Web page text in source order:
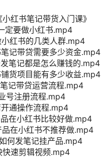
红书笔记带货入门课》
定要做小红书.mp4
红书的几类人群.mp4
记带贷需要多少资金.mp4
笔记都是怎么赚钱的.mp4
货项目能有多少收益.mp4
记带贷运营流程.mp4
号注册流程.mp4
通操作流程.mp4
在小红书比较好做.mp4
品在小红书不推荐做.mp4
如何发笔记挂产品.mp4
快速剪辑视频.mp4